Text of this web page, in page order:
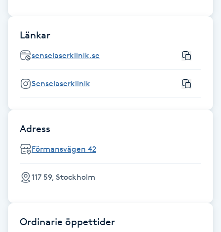
Katun fransar
Kemisk peeling
Kinesisk medicin
Länkar
senselaserklinik.se
Senselaserklinik
Adress
Förmansvägen 42
117 59, Stockholm
Ordinarie öppettider